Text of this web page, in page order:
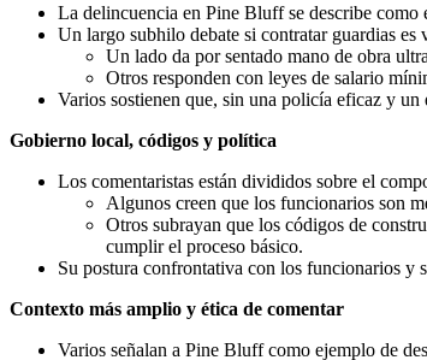
La delincuencia en Pine Bluff se describe como
Un largo subhilo debate si contratar guardias es
Un lado da por sentado mano de obra
Otros responden con leyes de salario
Varios sostienen que, sin una policía eficaz y
Gobierno local, códigos y política
Los comentaristas están divididos sobre el
Algunos creen que los funcionarios son
Otros subrayan que los códigos de
cumplir el proceso básico.
Su postura confrontativa con los funcionarios y
Contexto más amplio y ética de comentar
Varios señalan a Pine Bluff como ejemplo de